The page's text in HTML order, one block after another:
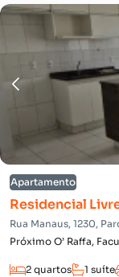
Apartamento
Residencial
Rua Manaus, 1230,
Próximo O’ Raffa,
2 quartos 1 suíte